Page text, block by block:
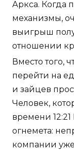
Аркса. Когда
механизмы,
выигрыш
отношении
Вместо того,
перейти на
и зайцев
Человек,
времени
огнемета:
компании